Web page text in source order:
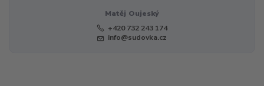
Matěj Oujeský
+420 732 243 174
info@sudovka.cz